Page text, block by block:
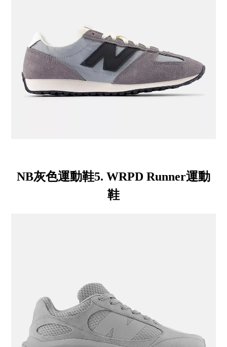
NB灰色運動鞋5. WRPD Runner運動
鞋